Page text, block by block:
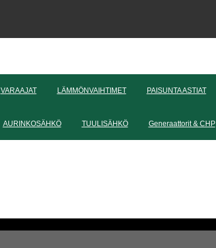
VARAAJAT LÄMMÖNVAIHTIMET PAISUNTA ASTIAT
AURINKOSÄHKÖ TUULISÄHKÖ Generaattorit & CHP